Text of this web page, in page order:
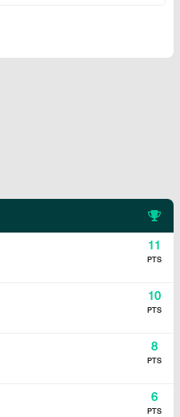
11
PTS
10
PTS
8
PTS
6
PTS